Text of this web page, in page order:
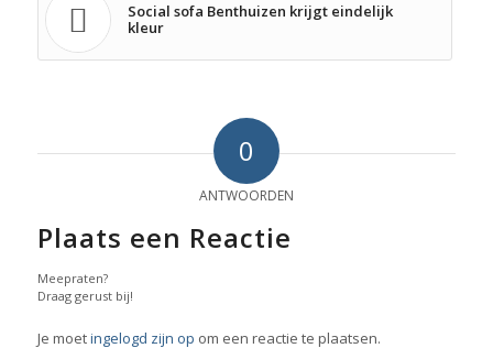
Social sofa Benthuizen krijgt eindelijk
kleur
0
ANTWOORDEN
Plaats een Reactie
Meepraten?
Draag gerust bij!
Je moetingelogd zijn op om een reactie te plaatsen.